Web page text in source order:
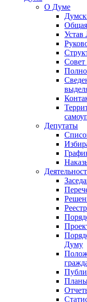
О Думе
Депутаты
Думу